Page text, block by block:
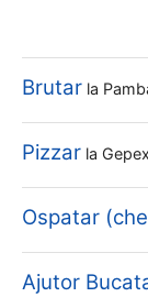
Brutar la
Pizzar la
Ospatar
Ajutor